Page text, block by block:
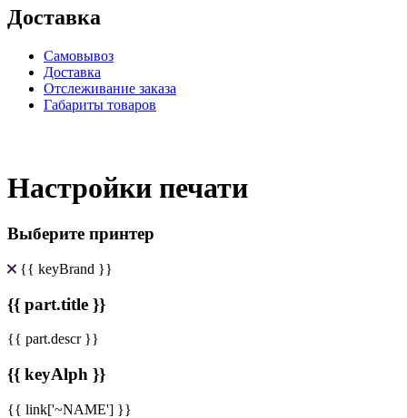
Доставка
Самовывоз
Доставка
Отслеживание заказа
Габариты товаров
Настройки печати
Выберите принтер
{{ keyBrand }}
{{ part.title }}
{{ part.descr }}
{{ keyAlph }}
{{ link['~NAME'] }}